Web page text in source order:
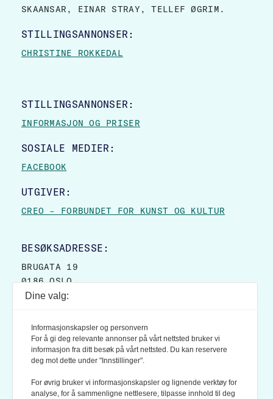
SKAANSAR, EINAR STRAY, TELLEF ØGRIM.
STILLINGSANNONSER:
CHRISTINE ROKKEDAL
STILLINGSANNONSER:
INFORMASJON OG PRISER
SOSIALE MEDIER:
FACEBOOK
UTGIVER:
CREO – FORBUNDET FOR KUNST OG KULTUR
BESØKSADRESSE:
BRUGATA 19
0186 OSLO
POSTBOKS 9007 GRØNLAND
0133 OSLO
LES OGSÅ:
KONTEKSTS PERSONVERN-POLICY
Dine valg:
Informasjonskapsler og personvern
For å gi deg relevante annonser på vårt nettsted bruker vi
informasjon fra ditt besøk på vårt nettsted. Du kan reservere
deg mot dette under "Innstillinger".
For øvrig bruker vi informasjonskapsler og lignende verktøy for
analyse, for å sammenligne nettlesere, tilpasse innhold til deg